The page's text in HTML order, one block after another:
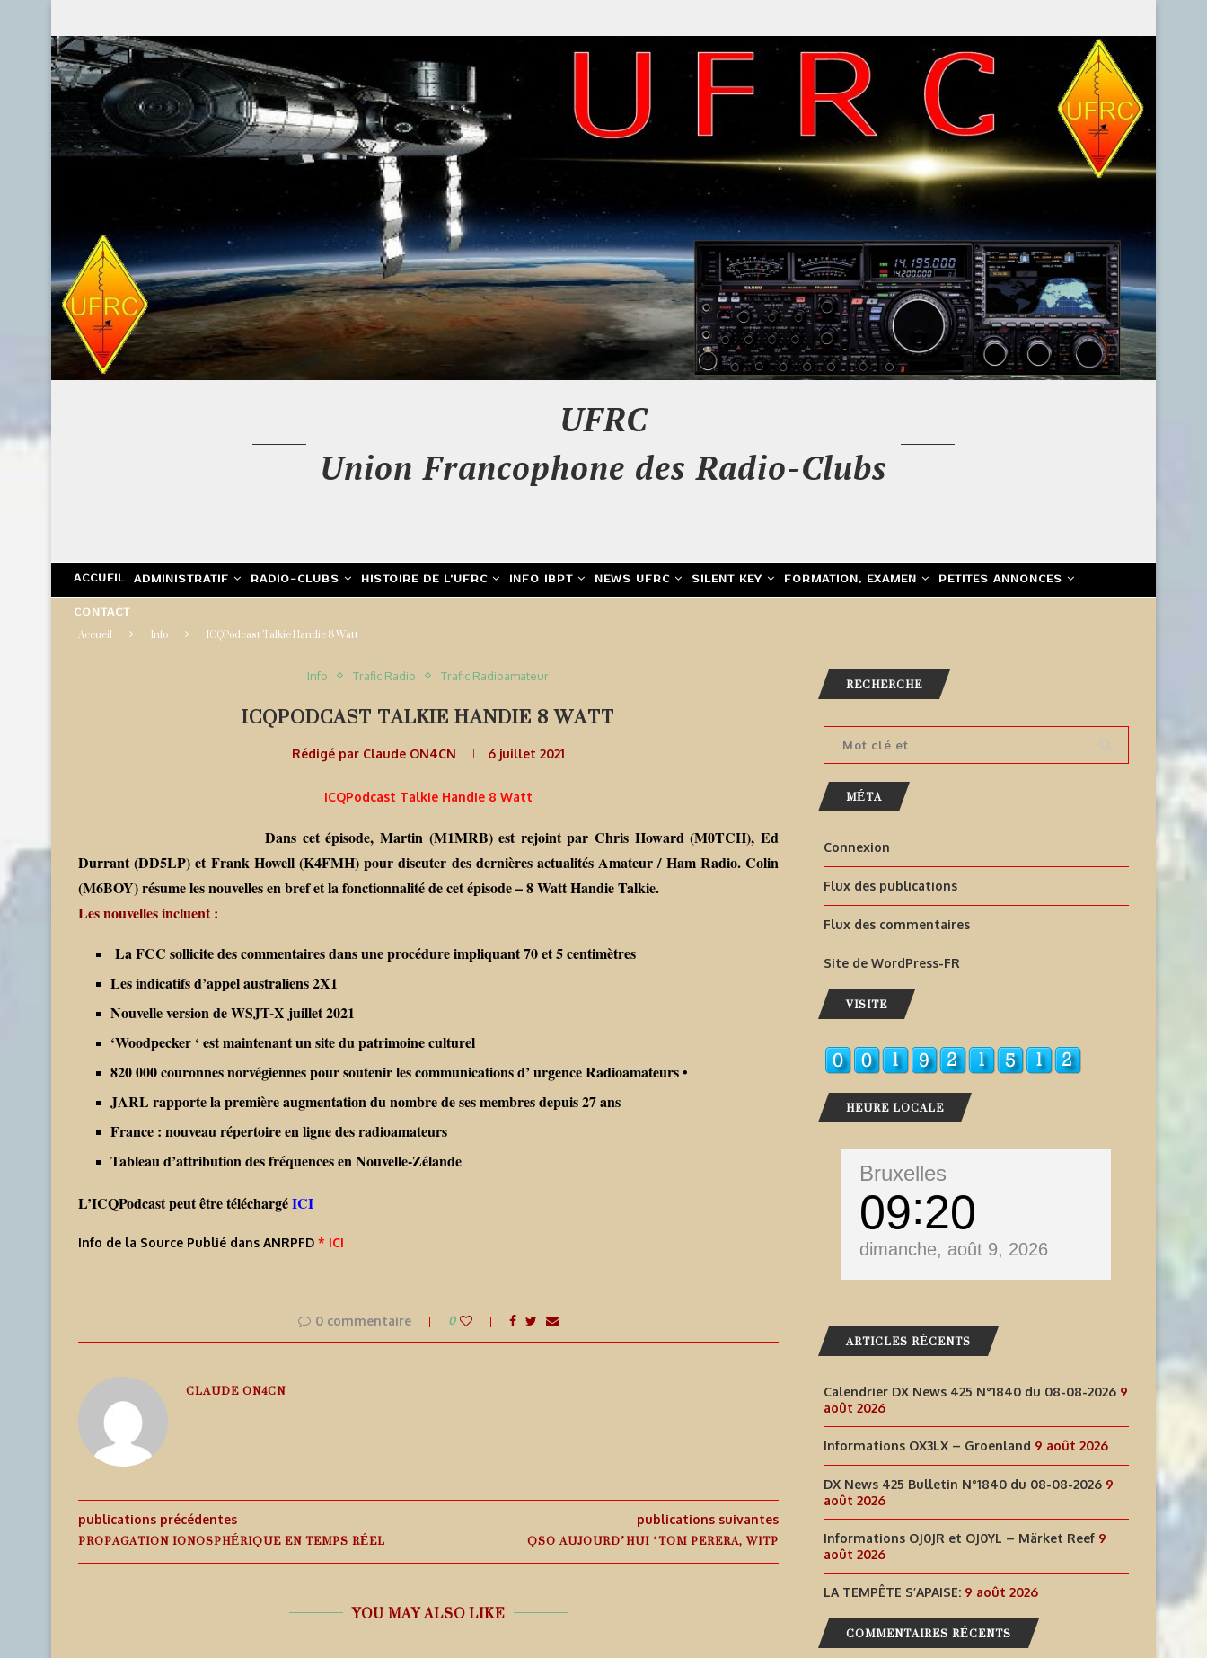
UFRC
Union Francophone des Radio-Clubs
ACCUEIL ADMINISTRATIF RADIO-CLUBS HISTOIRE DE L’UFRC INFO IBPT NEWS UFRC SILENT KEY FORMATION, EXAMEN PETITES ANNONCES
CONTACT
Accueil Info ICQPodcast Talkie Handie 8 Watt
Info Trafic Radio Trafic Radioamateur
ICQPODCAST TALKIE HANDIE 8 WATT
Rédigé par Claude ON4CN 6 juillet 2021
ICQPodcast Talkie Handie 8 Watt
Dans cet épisode, Martin (M1MRB) est rejoint par Chris Howard (M0TCH), Ed
Durrant (DD5LP) et Frank Howell (K4FMH) pour discuter des dernières actualités Amateur / Ham Radio. Colin
(M6BOY) résume les nouvelles en bref et la fonctionnalité de cet épisode – 8 Watt Handie Talkie.
Les nouvelles incluent :
La FCC sollicite des commentaires dans une procédure impliquant 70 et 5 centimètres
Les indicatifs d’appel australiens 2X1
Nouvelle version de WSJT-X juillet 2021
‘Woodpecker ‘ est maintenant un site du patrimoine culturel
820 000 couronnes norvégiennes pour soutenir les communications d’ urgence Radioamateurs •
JARL rapporte la première augmentation du nombre de ses membres depuis 27 ans
France : nouveau répertoire en ligne des radioamateurs
Tableau d’attribution des fréquences en Nouvelle-Zélande
L’ICQPodcast peut être téléchargéICI
Info de la Source Publié dans ANRPFD * ICI
0 commentaire 0
CLAUDE ON4CN
publications précédentes
PROPAGATION IONOSPHÉRIQUE EN TEMPS RÉEL
publications suivantes
QSO AUJOURD’HUI ‘TOM PERERA, W1TP
YOU MAY ALSO LIKE
RECHERCHE
MÉTA
Connexion
Flux des publications
Flux des commentaires
Site de WordPress-FR
VISITE
HEURE LOCALE
Bruxelles
09 20
dimanche, août 9, 2026
ARTICLES RÉCENTS
Calendrier DX News 425 N°1840 du 08-08-2026 9
août 2026
Informations OX3LX – Groenland 9 août 2026
DX News 425 Bulletin N°1840 du 08-08-2026 9
août 2026
Informations OJ0JR et OJ0YL – Märket Reef 9
août 2026
LA TEMPÊTE S’APAISE: 9 août 2026
COMMENTAIRES RÉCENTS